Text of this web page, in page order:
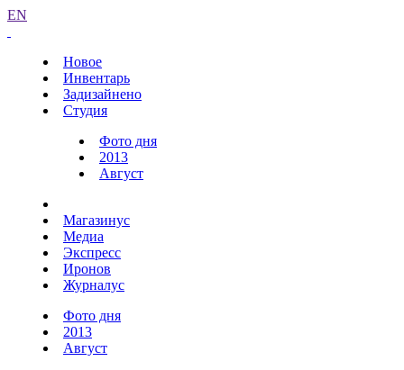
EN
Новое
Инвентарь
Задизайнено
Студия
Фото дня
2013
Август
Магазинус
Медиа
Экспресс
Иронов
Журналус
Фото дня
2013
Август